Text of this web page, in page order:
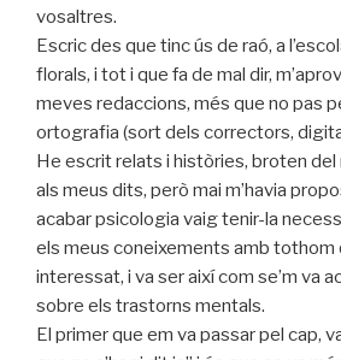
vosaltres.
Escric des que tinc ús de raó, a
florals, i tot i que fa de mal dir,
meves redaccions, més que no pas
ortografia (sort dels correctors,
He escrit relats i històries, broten del
als meus dits, però mai m’havia
acabar psicologia vaig tenir-la
els meus coneixements amb tothom
interessat, i va ser així com se’m va
sobre els trastorns mentals.
El primer que em va passar pel cap,